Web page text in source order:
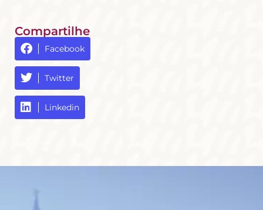
Compartilhe
Facebook
Twitter
Linkedin